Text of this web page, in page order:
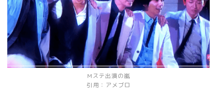
Mステ出演の嵐
引用：アメブロ